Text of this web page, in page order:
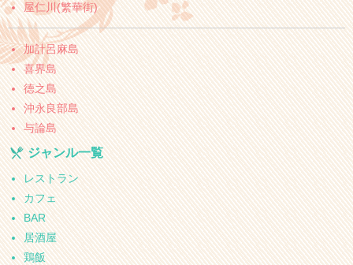
屋仁川(繁華街)
加計呂麻島
喜界島
徳之島
沖永良部島
与論島
ジャンル一覧
レストラン
カフェ
BAR
居酒屋
鶏飯